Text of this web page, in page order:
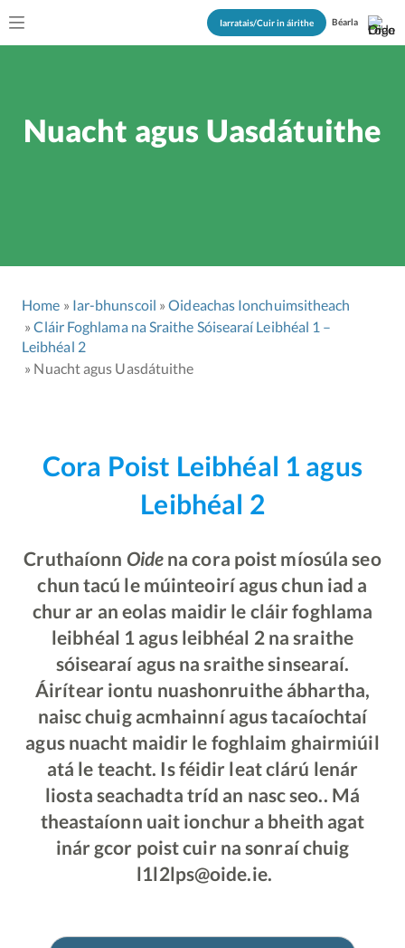
Iarratais/Cuir in áirithe Béarla
Nuacht agus Uasdátuithe
Home Iar-bhunscoil
Oideachas Ionchuimsitheach
Cláir Foghlama na Sraithe Sóisearaí Leibhéal 1 –
Leibhéal 2
Nuacht agus Uasdátuithe
Cora Poist Leibhéal 1 agus
Leibhéal 2
Cruthaíonn Oidena cora poist míosúla seo
chun tacú le múinteoirí agus chun iad a
chur ar an eolas maidir le cláir foghlama
leibhéal 1 agus leibhéal 2 na sraithe
sóisearaí agus na sraithe sinsearaí.
Áirítear iontu nuashonruithe ábhartha,
naisc chuig acmhainní agus tacaíochtaí
agus nuacht maidir le foghlaim ghairmiúil
atá le teacht. Is féidir leat clárú lenár
liosta seachadta tríd an nasc seo.. Má
theastaíonn uait ionchur a bheith agat
inár gcor poist cuir na sonraí chuig
l1l2lps@oide.ie.